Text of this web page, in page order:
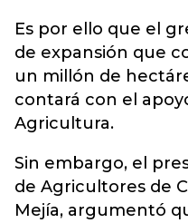
Es por ello que el
de expansión que
un millón de
contará con el
Agricultura.
Sin embargo, el
de Agricultores de
Mejía, argumentó